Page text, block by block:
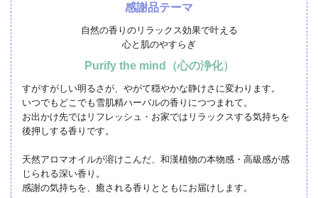
感謝品テーマ
自然の香りのリラックス効果で叶える
心と肌のやすらぎ
Purify the mind（心の浄化）
すがすがしい明るさが、やがて穏やかな静けさに変わります。
いつでもどこでも雪肌精ハーバルの香りにつつまれて。
お出かけ先ではリフレッシュ・お家ではリラックスする気持ちを
後押しする香りです。
天然アロマオイルが溶けこんだ、和漢植物の本物感・高級感が感
じられる深い香り。
感謝の気持ちを、癒される香りとともにお届けします。